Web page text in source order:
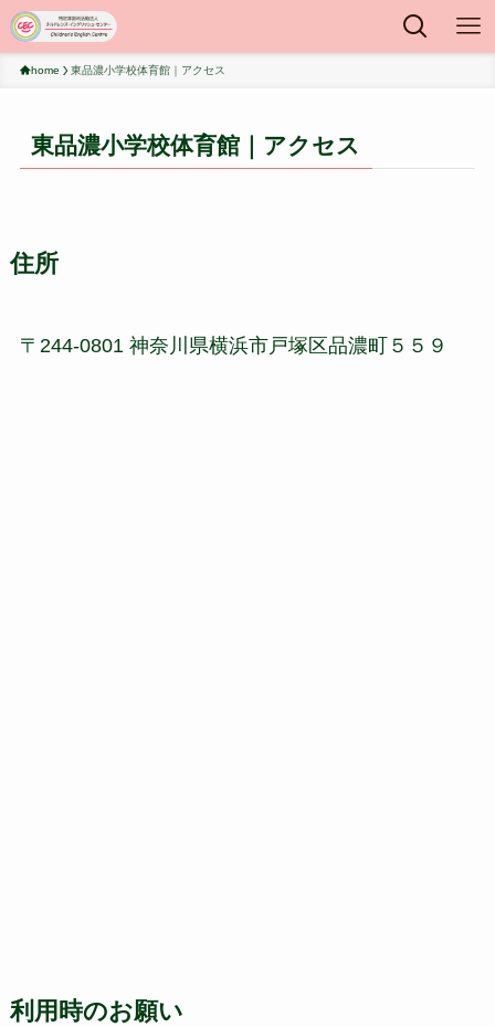
home 東品濃小学校体育館｜アクセス
東品濃小学校体育館｜アクセス
住所
〒244-0801 神奈川県横浜市戸塚区品濃町５５９
利用時のお願い